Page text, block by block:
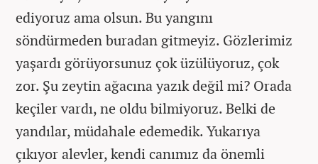
ediyoruz ama olsun. Bu yangını
söndürmeden buradan gitmeyiz. Gözlerimiz
yaşardı görüyorsunuz çok üzülüyoruz, çok
zor. Şu zeytin ağacına yazık değil mi? Orada
keçiler vardı, ne oldu bilmiyoruz. Belki de
yandılar, müdahale edemedik. Yukarıya
çıkıyor alevler, kendi canımız da önemli